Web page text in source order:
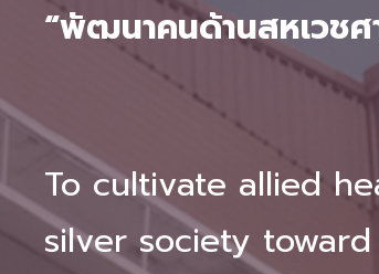
“พัฒนาคนด้านสหเวช
To cultivate allied
silver society toward